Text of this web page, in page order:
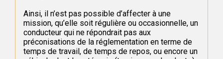
Ainsi, il n’est pas possible d’affecter à une
mission, qu’elle soit régulière ou occasionnelle, un
conducteur qui ne répondrait pas aux
préconisations de la réglementation en terme de
temps de travail, de temps de repos, ou encore un